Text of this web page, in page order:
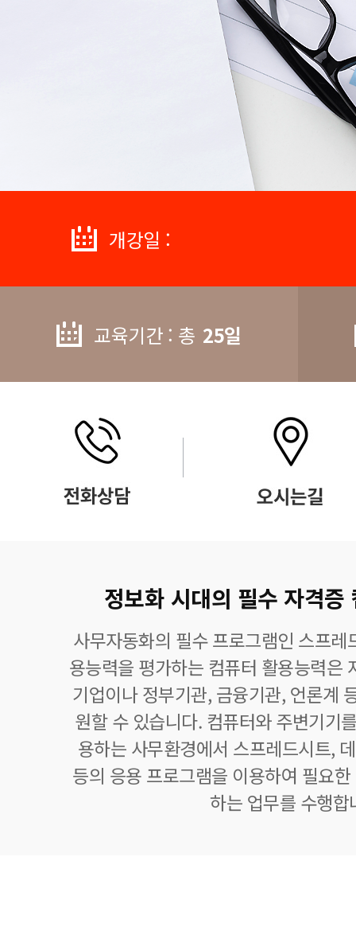
개강일 :
교육기간 : 총 25일
정보화 시대의 필수 자격증
사무자동화의 필수 프로그램인 스프
용능력을 평가하는 컴퓨터 활용능력은
기업이나 정부기관, 금융기관, 언론계
원할 수 있습니다. 컴퓨터와 주변기기
용하는 사무환경에서 스프레드시트,
등의 응용 프로그램을 이용하여 필요
하는 업무를 수행합